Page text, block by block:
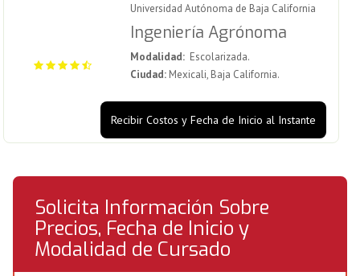
Universidad Autónoma de Baja California
Ingeniería Agrónoma
Modalidad:Escolarizada.
Ciudad:Mexicali, Baja California.
Recibir Costos y Fecha de Inicio al Instante
Solicita Información Sobre
Precios, Fecha de Inicio y
Modalidad de Cursado